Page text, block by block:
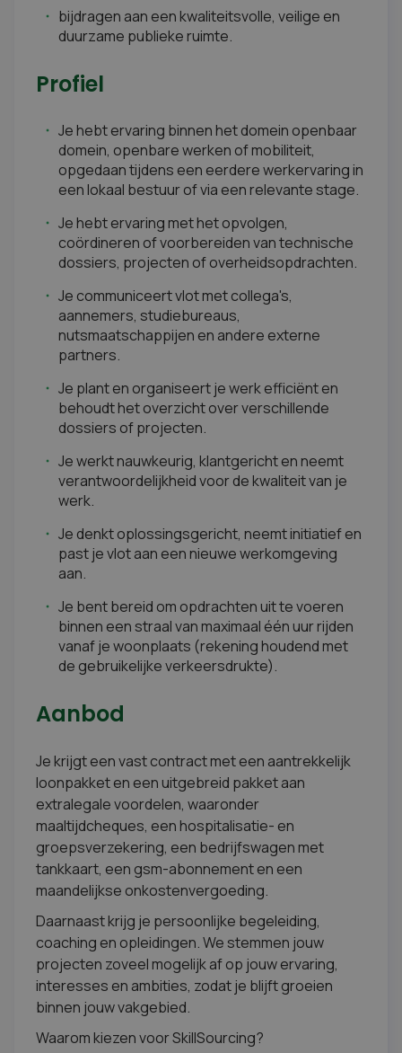
bijdragen aan een kwaliteitsvolle, veilige en
duurzame publieke ruimte.
Profiel
Je hebt ervaring binnen het domein openbaar
domein, openbare werken of mobiliteit,
opgedaan tijdens een eerdere werkervaring in
een lokaal bestuur of via een relevante stage.
Je hebt ervaring met het opvolgen,
coördineren of voorbereiden van technische
dossiers, projecten of overheidsopdrachten.
Je communiceert vlot met collega's,
aannemers, studiebureaus,
nutsmaatschappijen en andere externe
partners.
Je plant en organiseert je werk efficiënt en
behoudt het overzicht over verschillende
dossiers of projecten.
Je werkt nauwkeurig, klantgericht en neemt
verantwoordelijkheid voor de kwaliteit van je
werk.
Je denkt oplossingsgericht, neemt initiatief en
past je vlot aan een nieuwe werkomgeving
aan.
Je bent bereid om opdrachten uit te voeren
binnen een straal van maximaal één uur rijden
vanaf je woonplaats (rekening houdend met
de gebruikelijke verkeersdrukte).
Aanbod
Je krijgt een vast contract met een aantrekkelijk
loonpakket en een uitgebreid pakket aan
extralegale voordelen, waaronder
maaltijdcheques, een hospitalisatie- en
groepsverzekering, een bedrijfswagen met
tankkaart, een gsm-abonnement en een
maandelijkse onkostenvergoeding.
Daarnaast krijg je persoonlijke begeleiding,
coaching en opleidingen. We stemmen jouw
projecten zoveel mogelijk af op jouw ervaring,
interesses en ambities, zodat je blijft groeien
binnen jouw vakgebied.
Waarom kiezen voor SkillSourcing?